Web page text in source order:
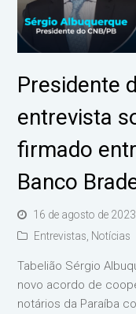
Presidente
entrevista
firmado
Banco
16 de agosto de 2023
Entrevistas Notícias
Tabelião Sérgio
novo acordo de
notários da Paraíba